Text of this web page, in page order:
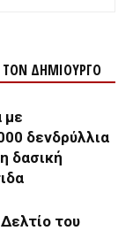
ΤΟΝ ΔΗΜΙΟΥΡΓΟ
με
δενδρύλλια
δασική
του